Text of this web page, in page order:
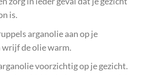
is.
arganolie aan op je
wrijf de olie warm.
voorzichtig op je gezicht.